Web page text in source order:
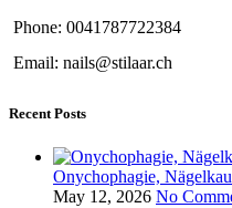
Phone: 0041787722384
Email: nails@stilaar.ch
Recent Posts
Onychophagie,
May 12, 2026 No